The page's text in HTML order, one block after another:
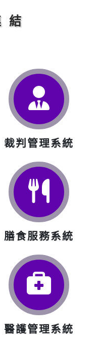
結
裁判管理系統
膳食服務系統
醫護管理系統